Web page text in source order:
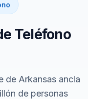
Teléfono
de Arkansas ancla
de personas